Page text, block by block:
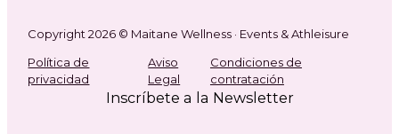
Copyright 2026 © Maitane Wellness · Events & Athleisure
Política de
privacidad
Aviso
Legal
Condiciones de
contratación
Inscríbete a la Newsletter